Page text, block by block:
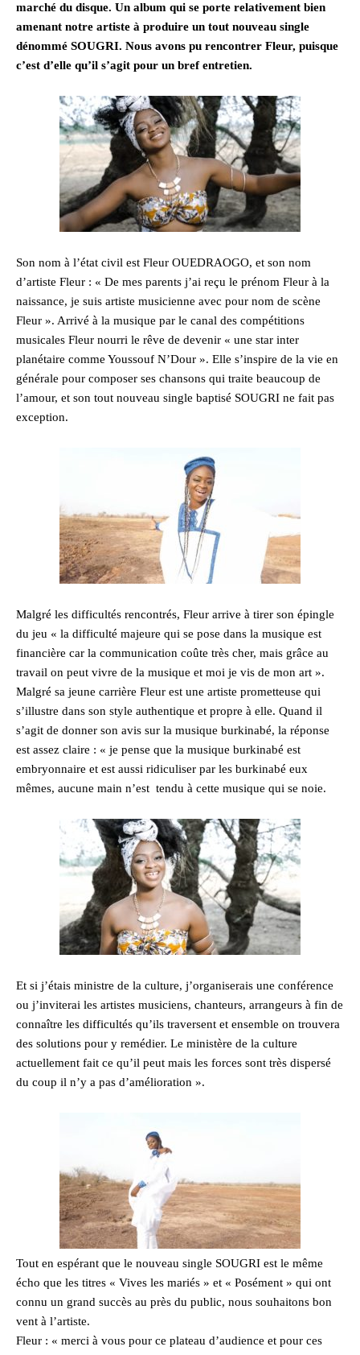
marché du disque. Un album qui se porte relativement bien
amenant notre artiste à produire un tout nouveau single
dénommé SOUGRI. Nous avons pu rencontrer Fleur, puisque
c’est d’elle qu’il s’agit pour un bref entretien.
Son nom à l’état civil est Fleur OUEDRAOGO, et son nom
d’artiste Fleur : « De mes parents j’ai reçu le prénom Fleur à la
naissance, je suis artiste musicienne avec pour nom de scène
Fleur ». Arrivé à la musique par le canal des compétitions
musicales Fleur nourri le rêve de devenir « une star inter
planétaire comme Youssouf N’Dour ». Elle s’inspire de la vie en
générale pour composer ses chansons qui traite beaucoup de
l’amour, et son tout nouveau single baptisé SOUGRI ne fait pas
exception.
Malgré les difficultés rencontrés, Fleur arrive à tirer son épingle
du jeu « la difficulté majeure qui se pose dans la musique est
financière car la communication coûte très cher, mais grâce au
travail on peut vivre de la musique et moi je vis de mon art ».
Malgré sa jeune carrière Fleur est une artiste prometteuse qui
s’illustre dans son style authentique et propre à elle. Quand il
s’agit de donner son avis sur la musique burkinabé, la réponse
est assez claire : « je pense que la musique burkinabé est
embryonnaire et est aussi ridiculiser par les burkinabé eux
mêmes, aucune main n’est tendu à cette musique qui se noie.
Et si j’étais ministre de la culture, j’organiserais une conférence
ou j’inviterai les artistes musiciens, chanteurs, arrangeurs à fin de
connaître les difficultés qu’ils traversent et ensemble on trouvera
des solutions pour y remédier. Le ministère de la culture
actuellement fait ce qu’il peut mais les forces sont très dispersé
du coup il n’y a pas d’amélioration ».
Tout en espérant que le nouveau single SOUGRI est le même
écho que les titres « Vives les mariés » et « Posément » qui ont
connu un grand succès au près du public, nous souhaitons bon
vent à l’artiste.
Fleur : « merci à vous pour ce plateau d’audience et pour ces